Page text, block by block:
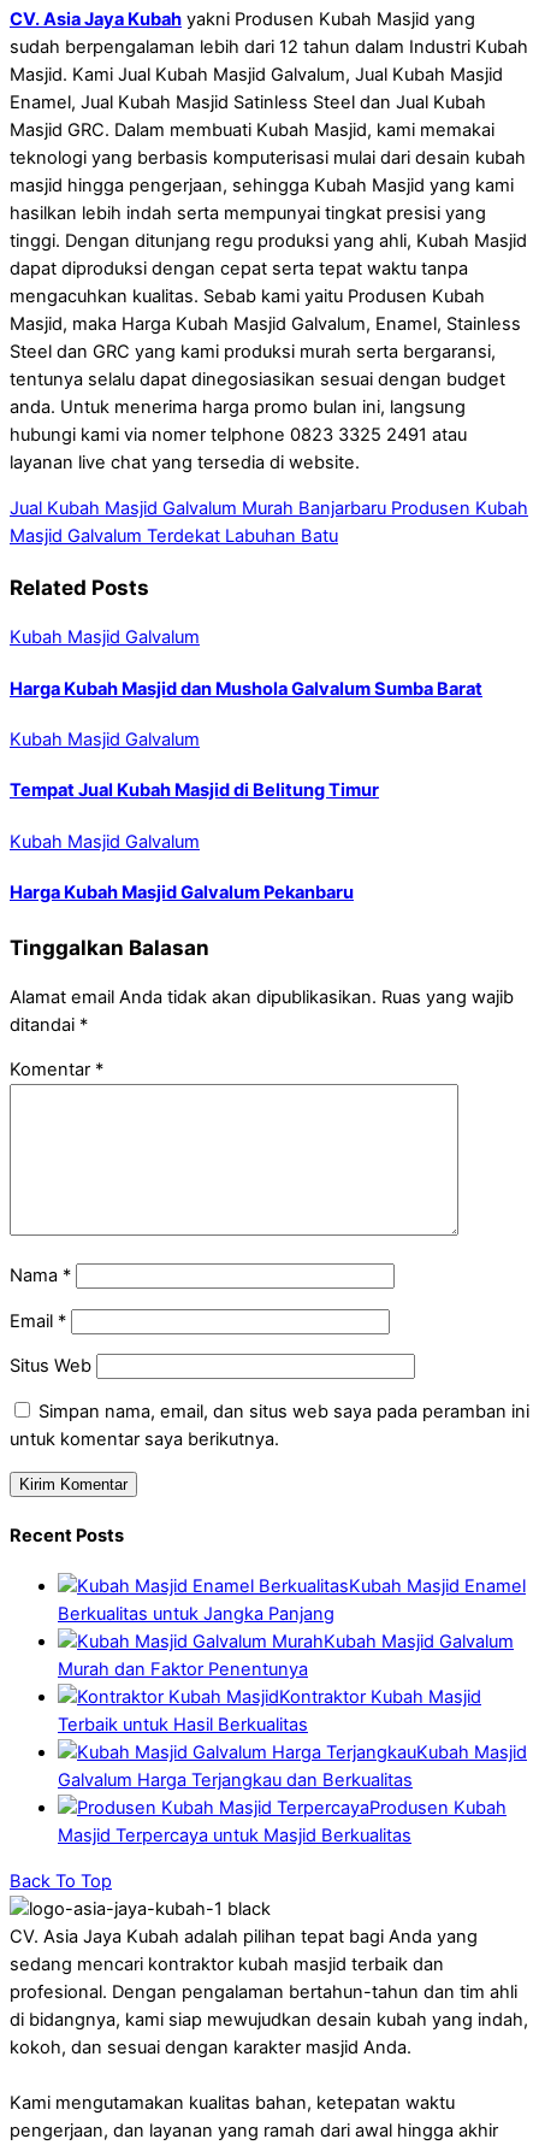
CV. Asia Jaya Kubah yakni Produsen Kubah Masjid yang
sudah berpengalaman lebih dari 12 tahun dalam Industri Kubah
Masjid. Kami Jual Kubah Masjid Galvalum, Jual Kubah Masjid
Enamel, Jual Kubah Masjid Satinless Steel dan Jual Kubah
Masjid GRC. Dalam membuati Kubah Masjid, kami memakai
teknologi yang berbasis komputerisasi mulai dari desain kubah
masjid hingga pengerjaan, sehingga Kubah Masjid yang kami
hasilkan lebih indah serta mempunyai tingkat presisi yang
tinggi. Dengan ditunjang regu produksi yang ahli, Kubah Masjid
dapat diproduksi dengan cepat serta tepat waktu tanpa
mengacuhkan kualitas. Sebab kami yaitu Produsen Kubah
Masjid, maka Harga Kubah Masjid Galvalum, Enamel, Stainless
Steel dan GRC yang kami produksi murah serta bergaransi,
tentunya selalu dapat dinegosiasikan sesuai dengan budget
anda. Untuk menerima harga promo bulan ini, langsung
hubungi kami via nomer telphone 0823 3325 2491 atau
layanan live chat yang tersedia di website.
Jual Kubah Masjid Galvalum Murah Banjarbaru Produsen Kubah
Masjid Galvalum Terdekat Labuhan Batu
Related Posts
Kubah Masjid Galvalum
Harga Kubah Masjid dan Mushola Galvalum Sumba Barat
Kubah Masjid Galvalum
Tempat Jual Kubah Masjid di Belitung Timur
Kubah Masjid Galvalum
Harga Kubah Masjid Galvalum Pekanbaru
Tinggalkan Balasan
Alamat email Anda tidak akan dipublikasikan. Ruas yang wajib
ditandai *
Komentar *
Nama *
Email *
Situs Web
Simpan nama, email, dan situs web saya pada peramban ini
untuk komentar saya berikutnya.
Recent Posts
Kubah Masjid Enamel
Berkualitas untuk Jangka Panjang
Kubah Masjid Galvalum
Murah dan Faktor Penentunya
Kontraktor Kubah Masjid
Terbaik untuk Hasil Berkualitas
Kubah Masjid
Galvalum Harga Terjangkau dan Berkualitas
Produsen Kubah
Masjid Terpercaya untuk Masjid Berkualitas
Back To Top
CV. Asia Jaya Kubah adalah pilihan tepat bagi Anda yang
sedang mencari kontraktor kubah masjid terbaik dan
profesional. Dengan pengalaman bertahun-tahun dan tim ahli
di bidangnya, kami siap mewujudkan desain kubah yang indah,
kokoh, dan sesuai dengan karakter masjid Anda.
Kami mengutamakan kualitas bahan, ketepatan waktu
pengerjaan, dan layanan yang ramah dari awal hingga akhir